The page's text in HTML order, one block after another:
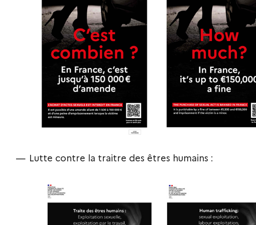
Lutte contre la traitre des êtres humains :